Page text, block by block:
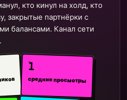
кто кинул на холд, кто
закрытые партнёрки с
балансами. Канал сети
1
средние просмотры